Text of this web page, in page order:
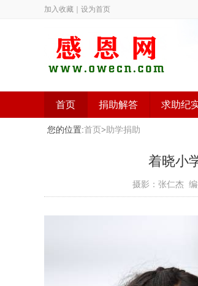
加入收藏 设为首页
首页 捐助解答 求助纪
您的位置:首页 >助学捐助
着晓小
摄影：张仁杰